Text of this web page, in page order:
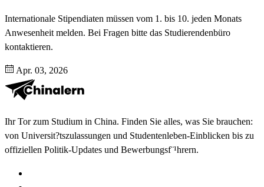
Internationale Stipendiaten müssen vom 1. bis 10. jeden Monats
Anwesenheit melden. Bei Fragen bitte das Studierendenbüro
kontaktieren.
Apr. 03, 2026
Ihr Tor zum Studium in China. Finden Sie alles, was Sie brauchen:
von Universit?tszulassungen und Studentenleben-Einblicken bis zu
offiziellen Politik-Updates und Bewerbungsf¨¹hrern.